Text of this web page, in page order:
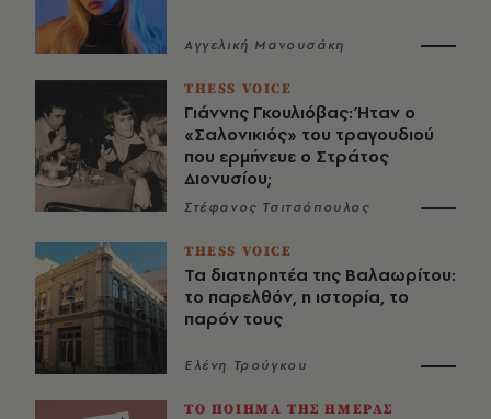
Αγγελική Μανουσάκη
THESS VOICE
Γιάννης Γκουλιόβας: Ήταν ο
«Σαλονικιός» του τραγουδιού
που ερμήνευε ο Στράτος
Διονυσίου;
Στέφανος Τσιτσόπουλος
THESS VOICE
Τα διατηρητέα της Βαλαωρίτου:
το παρελθόν, η ιστορία, το
παρόν τους
Ελένη Τρούγκου
ΤΟ ΠΟΙΗΜΑ ΤΗΣ ΗΜΕΡΑΣ